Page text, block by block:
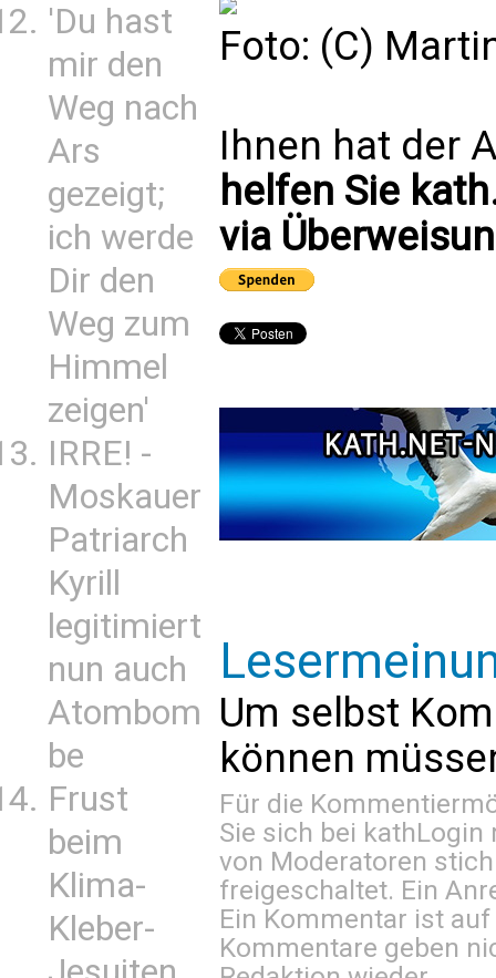
'Du hast
mir den
Weg nach
Ars
gezeigt;
ich werde
Dir den
Weg zum
Himmel
zeigen'
IRRE! -
Moskauer
Patriarch
Kyrill
legitimiert
nun auch
Atombom
be
Frust
beim
Klima-
Kleber-
Foto: (C)
Ihnen hat der
helfen Sie
via
Um selbst
können
Für die
Sie sich bei kathLogin
von Moderatoren
freigeschaltet. Ein
Ein Kommentar ist
Kommentare geben